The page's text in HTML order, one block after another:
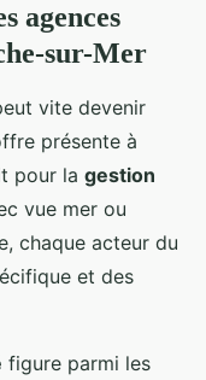
agences
sur-Mer
vite devenir
présente à
pour la gestion
vue mer ou
chaque acteur du
et des
figure parmi les